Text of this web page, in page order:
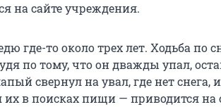
на сайте учреждения.
где-то около трех лет. Ходьба по
по тому, что он дважды упал,
свернул на увал, где нет снега,
их в поисках пищи — приводится на